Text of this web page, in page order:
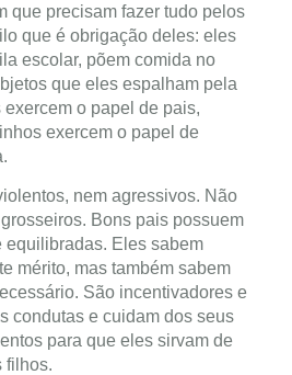
que precisam fazer tudo pelos
que é obrigação deles: eles
escolar, põem comida no
que eles espalham pela
o papel de pais,
exercem o papel de
nem agressivos. Não
Bons pais possuem
equilibradas. Eles sabem
mérito, mas também sabem
São incentivadores e
condutas e cuidam dos seus
para que eles sirvam de
filhos.